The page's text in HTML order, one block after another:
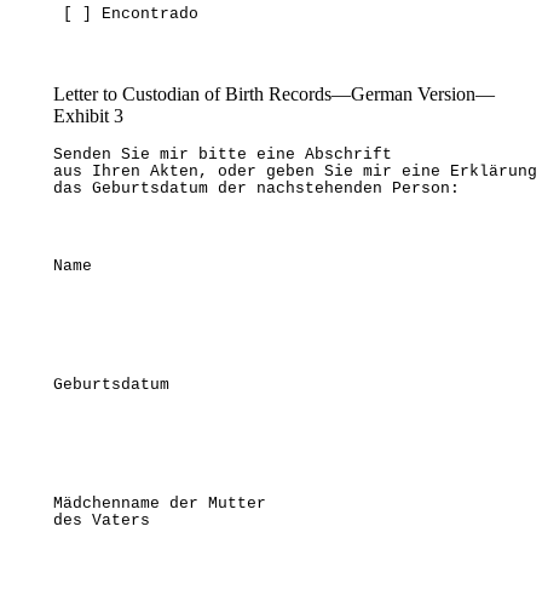
[ ] Encontrado
Letter to Custodian of Birth Records—German Version—
Exhibit 3
Senden Sie mir bitte eine Abschrift
aus Ihren Akten, oder geben Sie mir eine
das Geburtsdatum der nachstehenden Person:
Name
Geburtsdatum
Mädchenname der Mutter
des Vaters